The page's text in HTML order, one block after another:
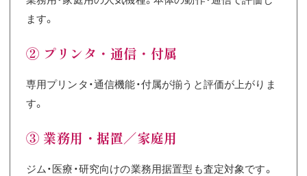
ます。
② プリンタ・通信・付属
専用プリンタ・通信機能・付属が揃うと評価が上がりま
す。
③ 業務用・据置／家庭用
ジム・医療・研究向けの業務用据置型も査定対象です。